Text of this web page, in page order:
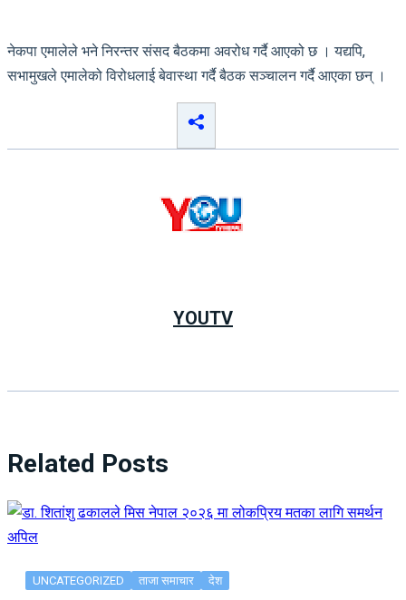
नेकपा एमालेले भने निरन्तर संसद बैठकमा अवरोध गर्दै आएको छ । यद्यपि,
सभामुखले एमालेको विरोधलाई बेवास्था गर्दै बैठक सञ्चालन गर्दै आएका छन् ।
YOUTV
Related Posts
UNCATEGORIZED ताजा समाचार देश